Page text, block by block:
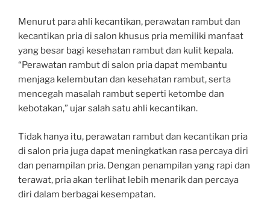
Menurut para ahli kecantikan, perawatan rambut dan
kecantikan pria di salon khusus pria memiliki manfaat
yang besar bagi kesehatan rambut dan kulit kepala.
“Perawatan rambut di salon pria dapat membantu
menjaga kelembutan dan kesehatan rambut, serta
mencegah masalah rambut seperti ketombe dan
kebotakan,” ujar salah satu ahli kecantikan.
Tidak hanya itu, perawatan rambut dan kecantikan pria
di salon pria juga dapat meningkatkan rasa percaya diri
dan penampilan pria. Dengan penampilan yang rapi dan
terawat, pria akan terlihat lebih menarik dan percaya
diri dalam berbagai kesempatan.